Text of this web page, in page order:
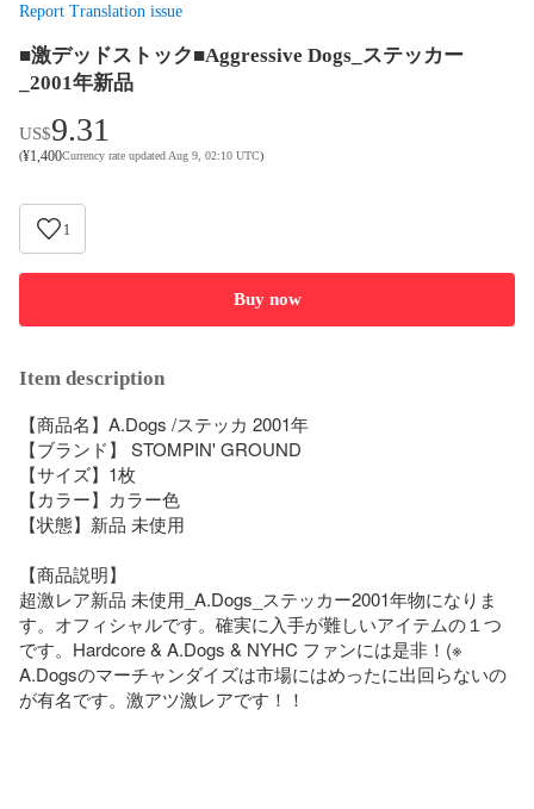
Report Translation issue
■激デッドストック■Aggressive Dogs_ステッカー
_2001年新品
US$9.31
(¥1,400Currency rate updated Aug 9, 02:10 UTC)
1
Buy now
Item description
【商品名】A.Dogs /ステッカ 2001年
【ブランド】 STOMPIN' GROUND
【サイズ】1枚
【カラー】カラー色
【状態】新品 未使用
【商品説明】
超激レア新品 未使用_A.Dogs_ステッカー2001年物になりま
す。オフィシャルです。確実に入手が難しいアイテムの１つ
です。Hardcore & A.Dogs & NYHC ファンには是非！(※
A.Dogsのマーチャンダイズは市場にはめったに出回らないの
が有名です。激アツ激レアです！！